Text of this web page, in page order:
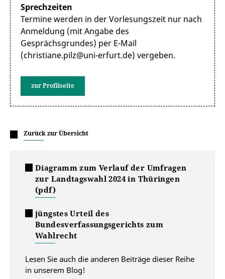
Sprechzeiten
Termine werden in der Vorlesungszeit nur nach
Anmeldung (mit Angabe des
Gesprächsgrundes) per E-Mail
(christiane.pilz@uni-erfurt.de) vergeben.
zur Profilseite
Zurück zur Übersicht
Diagramm zum Verlauf der Umfragen
zur Landtagswahl 2024 in Thüringen
(pdf)
jüngstes Urteil des
Bundesverfassungsgerichts zum
Wahlrecht
Lesen Sie auch die anderen Beiträge dieser Reihe
in unserem Blog!